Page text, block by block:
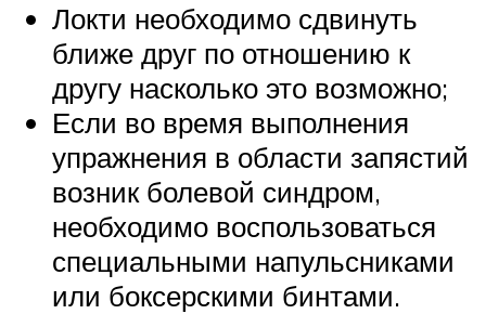
Локти необходимо сдвинуть
ближе друг по отношению к
другу насколько это возможно;
Если во время выполнения
упражнения в области запястий
возник болевой синдром,
необходимо воспользоваться
специальными напульсниками
или боксерскими бинтами.